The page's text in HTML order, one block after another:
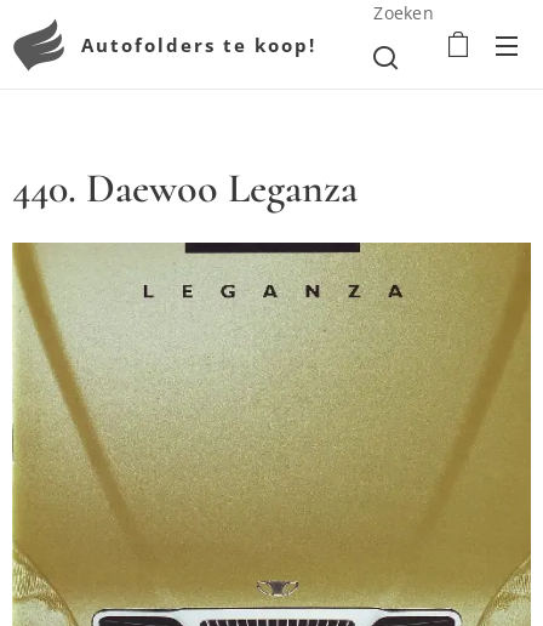
Autofolders te koop!
Zoeken
440. Daewoo Leganza